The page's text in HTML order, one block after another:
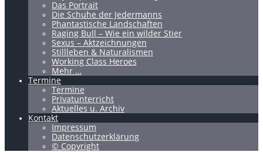
Das Portrait
Die Schuhe der Jedermanns
Phantastische Landschaften
Raging Bull – Wie ein wilder Stier
Sexus – Aktzeichnungen
Stillleben & Naturalismen
Working Class Heroes
Mehr …
Termine
Termine
Privatunterricht
Aktuelles u. Archiv
Kontakt
Impressum
Datenschutzerklärung
© Copyright